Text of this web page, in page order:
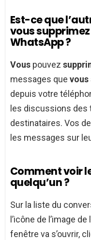
Est-ce que
vous
WhatsApp ?
Vous pouvez
messages que vous
depuis votre
les discussions des
destinataires. Vos
les messages sur
Comment voir
quelqu’un ?
Sur la liste du
l’icône de l’image
fenêtre va s’ouvrir,